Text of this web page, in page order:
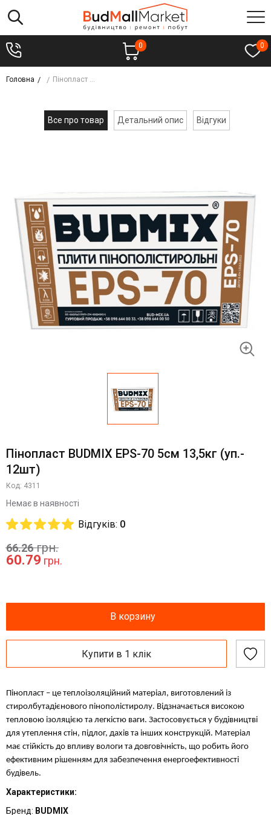
0 0
Головна Пінопласт BUDMIX EPS-70 5см 13,5кг (уп.- 12шт)
Все про товар Детальний опис Відгуки
Пінопласт BUDMIX EPS-70 5см 13,5кг (уп.-
12шт)
Код: 4311
Немає в наявності
Відгуків: 0
66.26грн.
60.79 грн.
В корзину
Купити в 1 клік
Пінопласт – це теплоізоляційний матеріал, виготовлений із
стиролбутадієнового пінополістиролу. Відзначається високою
тепловою ізоляцією та легкістю ваги. Застосовується у будівництві
для утеплення стін, підлог, дахів та інших конструкцій. Матеріал
має стійкість до впливу вологи та довговічність, що робить його
ефективним рішенням для забезпечення енергоефективності
будівель.
Характеристики:
Бренд: BUDMIX